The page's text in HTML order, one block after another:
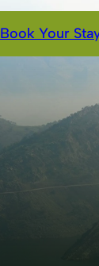
Book Your